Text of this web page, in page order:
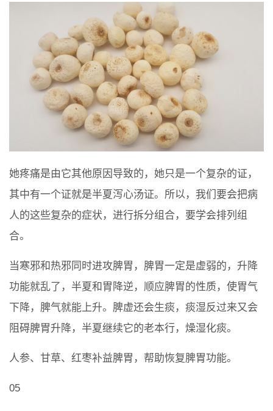
她疼痛是由它其他原因导致的，她只是一个复杂的证，
其中有一个证就是半夏泻心汤证。所以，我们要会把病
人的这些复杂的症状，进行拆分组合，要学会排列组
合。
当寒邪和热邪同时进攻脾胃，脾胃一定是虚弱的，升降
功能就乱了，半夏和胃降逆，顺应脾胃的性质，使胃气
下降，脾气就能上升。脾虚还会生痰，痰湿反过来又会
阻碍脾胃升降，半夏继续它的老本行，燥湿化痰。
人参、甘草、红枣补益脾胃，帮助恢复脾胃功能。
05